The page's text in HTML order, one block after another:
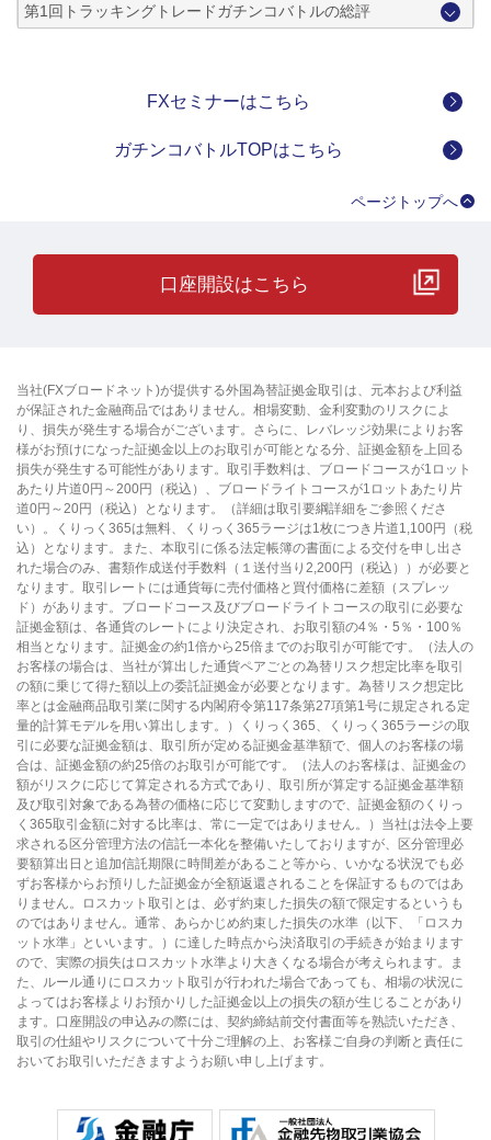
第1回トラッキングトレードガチンコバトルの総評
FXセミナーはこちら
ガチンコバトルTOPはこちら
ページトップへ
口座開設はこちら
当社(FXブロードネット)が提供する外国為替証拠金取引は、元本および利益
が保証された金融商品ではありません。相場変動、金利変動のリスクによ
り、損失が発生する場合がございます。さらに、レバレッジ効果によりお客
様がお預けになった証拠金以上のお取引が可能となる分、証拠金額を上回る
損失が発生する可能性があります。取引手数料は、ブロードコースが1ロット
あたり片道0円～200円（税込）、ブロードライトコースが1ロットあたり片
道0円～20円（税込）となります。（詳細は取引要綱詳細をご参照くださ
い）。くりっく365は無料、くりっく365ラージは1枚につき片道1,100円（税
込）となります。また、本取引に係る法定帳簿の書面による交付を申し出さ
れた場合のみ、書類作成送付手数料（１送付当り2,200円（税込））が必要と
なります。取引レートには通貨毎に売付価格と買付価格に差額（スプレッ
ド）があります。ブロードコース及びブロードライトコースの取引に必要な
証拠金額は、各通貨のレートにより決定され、お取引額の4％・5％・100％
相当となります。証拠金の約1倍から25倍までのお取引が可能です。（法人の
お客様の場合は、当社が算出した通貨ペアごとの為替リスク想定比率を取引
の額に乗じて得た額以上の委託証拠金が必要となります。為替リスク想定比
率とは金融商品取引業に関する内閣府令第117条第27項第1号に規定される定
量的計算モデルを用い算出します。）くりっく365、くりっく365ラージの取
引に必要な証拠金額は、取引所が定める証拠金基準額で、個人のお客様の場
合は、証拠金額の約25倍のお取引が可能です。（法人のお客様は、証拠金の
額がリスクに応じて算定される方式であり、取引所が算定する証拠金基準額
及び取引対象である為替の価格に応じて変動しますので、証拠金額のくりっ
く365取引金額に対する比率は、常に一定ではありません。）当社は法令上要
求される区分管理方法の信託一本化を整備いたしておりますが、区分管理必
要額算出日と追加信託期限に時間差があること等から、いかなる状況でも必
ずお客様からお預りした証拠金が全額返還されることを保証するものではあ
りません。ロスカット取引とは、必ず約束した損失の額で限定するというも
のではありません。通常、あらかじめ約束した損失の水準（以下、「ロスカ
ット水準」といいます。）に達した時点から決済取引の手続きが始まります
ので、実際の損失はロスカット水準より大きくなる場合が考えられます。ま
た、ルール通りにロスカット取引が行われた場合であっても、相場の状況に
よってはお客様よりお預かりした証拠金以上の損失の額が生じることがあり
ます。口座開設の申込みの際には、契約締結前交付書面等を熟読いただき、
取引の仕組やリスクについて十分ご理解の上、お客様ご自身の判断と責任に
おいてお取引いただきますようお願い申し上げます。